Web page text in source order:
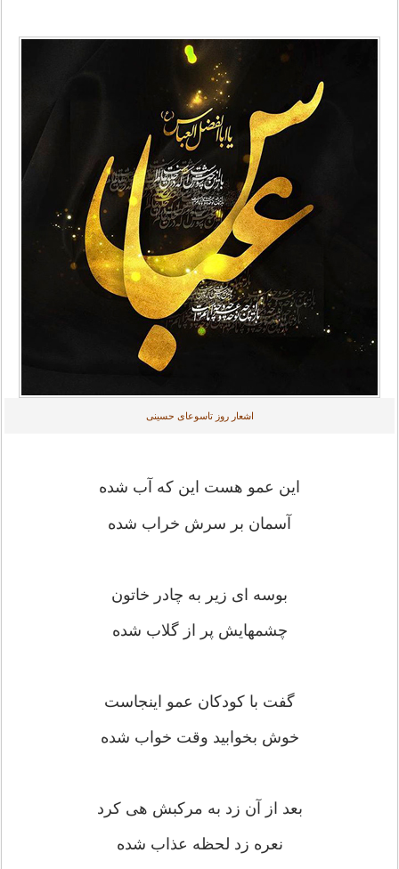
اشعار روز تاسوعای حسینی
این عمو هست این که آب شده
آسمان بر سرش خراب شده
بوسه ای زیر به چادر خاتون
چشمهایش پر از گلاب شده
گفت با کودکان عمو اینجاست
خوش بخوابید وقت خواب شده
بعد از آن زد به مرکبش هی کرد
نعره زد لحظه عذاب شده